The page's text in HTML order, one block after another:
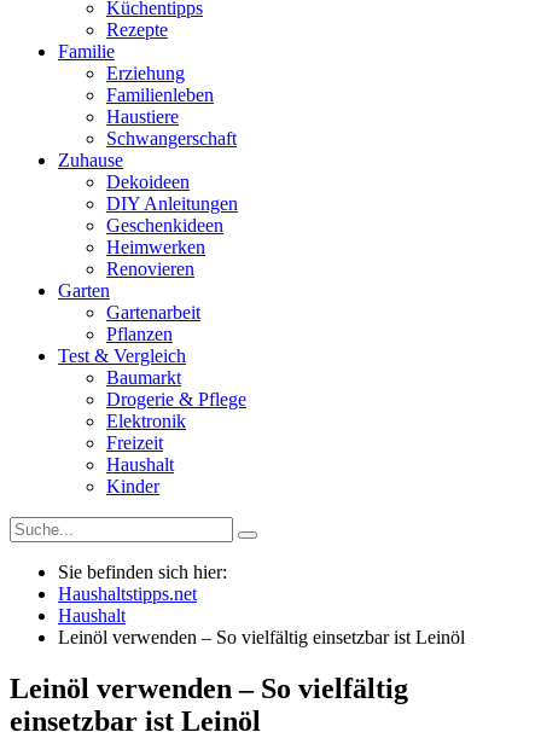
Küchentipps
Rezepte
Familie
Erziehung
Familienleben
Haustiere
Schwangerschaft
Zuhause
Dekoideen
DIY Anleitungen
Geschenkideen
Heimwerken
Renovieren
Garten
Gartenarbeit
Pflanzen
Test & Vergleich
Baumarkt
Drogerie & Pflege
Elektronik
Freizeit
Haushalt
Kinder
Sie befinden sich hier:
Haushaltstipps.net
Haushalt
Leinöl verwenden – So vielfältig einsetzbar ist Leinöl
Leinöl verwenden – So vielfältig
einsetzbar ist Leinöl